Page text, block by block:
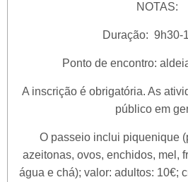
NOTAS:
Duração: 9h30-
Ponto de encontro:
A inscrição é obrigatória. As
público em
O passeio inclui piquenique
azeitonas, ovos, enchidos, mel,
água e chá); valor: adultos: 10€;